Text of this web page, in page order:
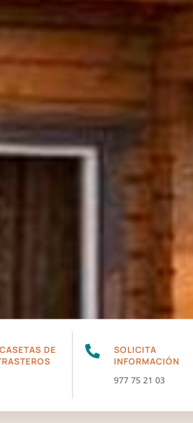
DE

SOLICITA
INFORMACIÓN
977 75 21 03